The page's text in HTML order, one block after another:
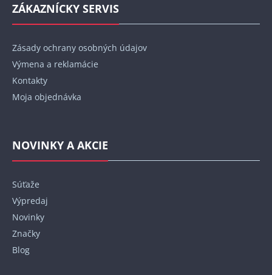
ZÁKAZNÍCKY SERVIS
Zásady ochrany osobných údajov
Výmena a reklamácie
Kontakty
Moja objednávka
NOVINKY A AKCIE
Súťaže
Výpredaj
Novinky
Značky
Blog